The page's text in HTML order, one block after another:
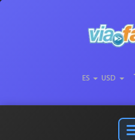
ES USD